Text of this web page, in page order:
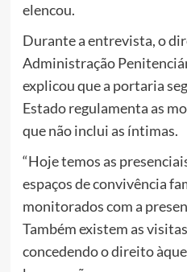
elencou.
Durante a entrevista, o
Administração
explicou que a portaria
Estado regulamenta as
que não inclui as íntimas.
“Hoje temos as
espaços de convivência
monitorados com a
Também existem as
concedendo o direito